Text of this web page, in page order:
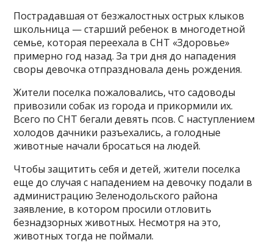
Пострадавшая от безжалостных острых клыков
школьница — старший ребенок в многодетной
семье, которая переехала в СНТ «Здоровье»
примерно год назад. За три дня до нападения
своры девочка отпраздновала день рождения.
Жители поселка пожаловались, что садоводы
привозили собак из города и прикормили их.
Всего по СНТ бегали девять псов. С наступлением
холодов дачники разъехались, а голодные
животные начали бросаться на людей.
Чтобы защитить себя и детей, жители поселка
еще до случая с нападением на девочку подали в
администрацию Зеленодольского района
заявление, в котором просили отловить
безнадзорных животных. Несмотря на это,
животных тогда не поймали.